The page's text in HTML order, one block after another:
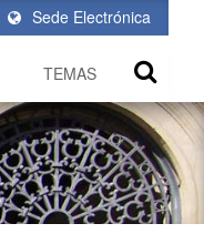
Sede Electrónica
TEMAS